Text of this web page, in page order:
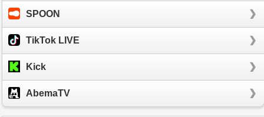
SPOON
TikTok LIVE
Kick
AbemaTV